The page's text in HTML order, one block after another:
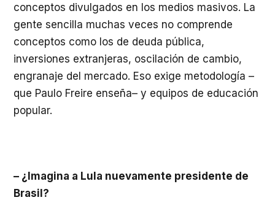
conceptos divulgados en los medios masivos. La
gente sencilla muchas veces no comprende
conceptos como los de deuda pública,
inversiones extranjeras, oscilación de cambio,
engranaje del mercado. Eso exige metodología –
que Paulo Freire enseña– y equipos de educación
popular.
– ¿Imagina a Lula nuevamente presidente de
Brasil?